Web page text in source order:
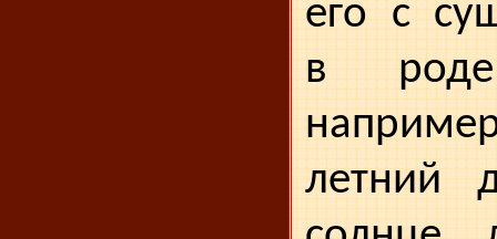
его с
в
летний